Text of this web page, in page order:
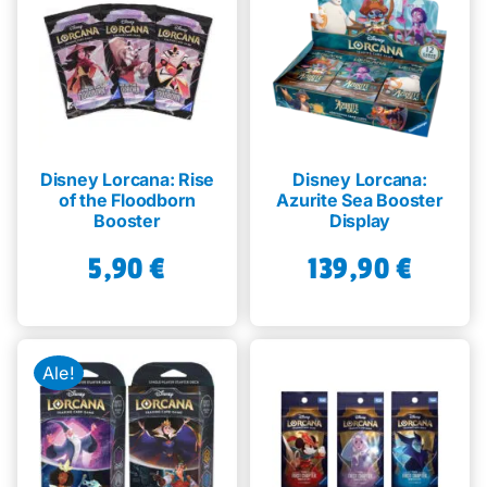
Disney Lorcana: Rise
of the Floodborn
Booster
5,90€
Disney Lorcana:
Azurite Sea Booster
Display
139,90€
Ale!